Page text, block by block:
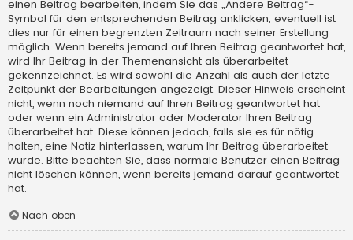
einen Beitrag bearbeiten, indem Sie das „Ändere Beitrag“-
Symbol für den entsprechenden Beitrag anklicken; eventuell ist
dies nur für einen begrenzten Zeitraum nach seiner Erstellung
möglich. Wenn bereits jemand auf Ihren Beitrag geantwortet hat,
wird Ihr Beitrag in der Themenansicht als überarbeitet
gekennzeichnet. Es wird sowohl die Anzahl als auch der letzte
Zeitpunkt der Bearbeitungen angezeigt. Dieser Hinweis erscheint
nicht, wenn noch niemand auf Ihren Beitrag geantwortet hat
oder wenn ein Administrator oder Moderator Ihren Beitrag
überarbeitet hat. Diese können jedoch, falls sie es für nötig
halten, eine Notiz hinterlassen, warum Ihr Beitrag überarbeitet
wurde. Bitte beachten Sie, dass normale Benutzer einen Beitrag
nicht löschen können, wenn bereits jemand darauf geantwortet
hat.
Nach oben